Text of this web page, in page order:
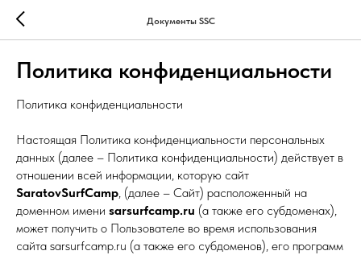
Документы SSC
Политика конфиденциальности
Политика конфиденциальности
Настоящая Политика конфиденциальности персональных
данных (далее – Политика конфиденциальности) действует в
отношении всей информации, которую сайт
SaratovSurfCamp, (далее – Сайт) расположенный на
доменном имени sarsurfcamp.ru (а также его субдоменах),
может получить о Пользователе во время использования
сайта sarsurfcamp.ru (а также его субдоменов), его программ